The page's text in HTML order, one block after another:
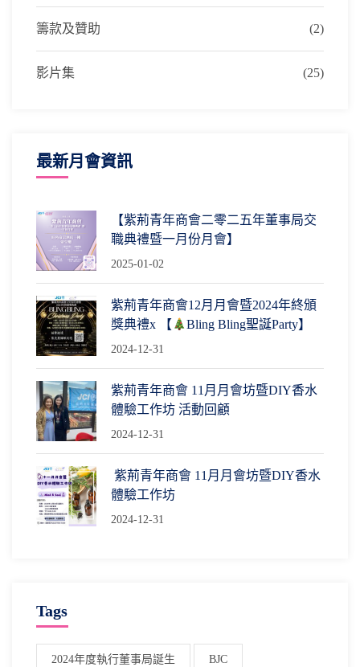
籌款及贊助 (2)
影片集 (25)
最新月會資訊
【紫荊青年商會二零二五年董事局交
職典禮暨一月份月會】
2025-01-02
紫荊青年商會12月月會暨2024年終頒
獎典禮x 【
Bling Bling聖誕Party】
2024-12-31
紫荊青年商會 11月月會坊暨DIY香水
體驗工作坊 活動回顧
2024-12-31
紫荊青年商會 11月月會坊暨DIY香水
體驗工作坊
2024-12-31
Tags
2024年度執行董事局誕生 BJC